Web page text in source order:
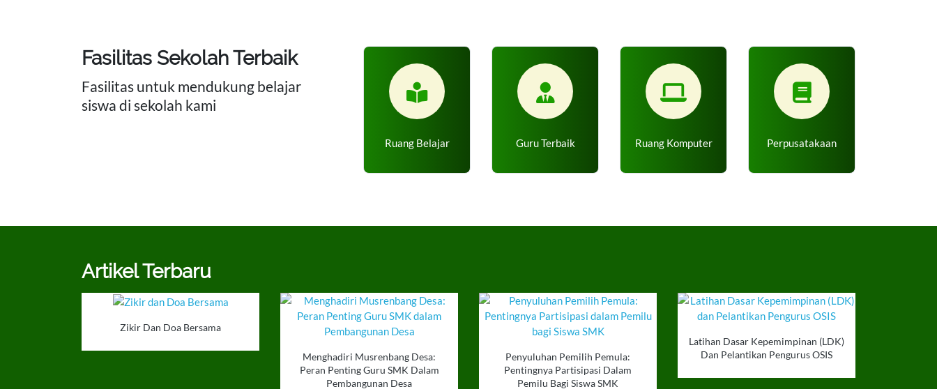
Fasilitas Sekolah Terbaik
Fasilitas untuk mendukung belajar
siswa di sekolah kami
Ruang Belajar Guru Terbaik Ruang Komputer Perpusatakaan
Artikel Terbaru
Zikir Dan Doa Bersama
Menghadiri Musrenbang Desa:
Peran Penting Guru SMK Dalam
Pembangunan Desa
Penyuluhan Pemilih Pemula:
Pentingnya Partisipasi Dalam
Pemilu Bagi Siswa SMK
Latihan Dasar Kepemimpinan (LDK)
Dan Pelantikan Pengurus OSIS